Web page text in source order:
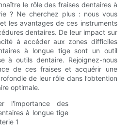
le rôle des fraises dentaires à
? Ne cherchez plus : nous vous
les avantages de ces instruments
dentaires. De leur impact sur
à accéder aux zones difficiles
à longue tige sont un outil
à outils dentaire. Rejoignez-nous
de ces fraises et acquérir une
de leur rôle dans l’obtention
optimale.